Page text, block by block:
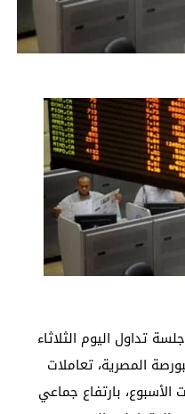
تداول اليوم الثلاثاء
البورصة المصرية، تعاملات
بارتفاع جماعي